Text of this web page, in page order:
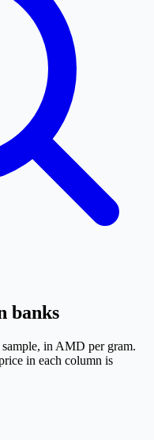
banks
in AMD per gram.
in each column is